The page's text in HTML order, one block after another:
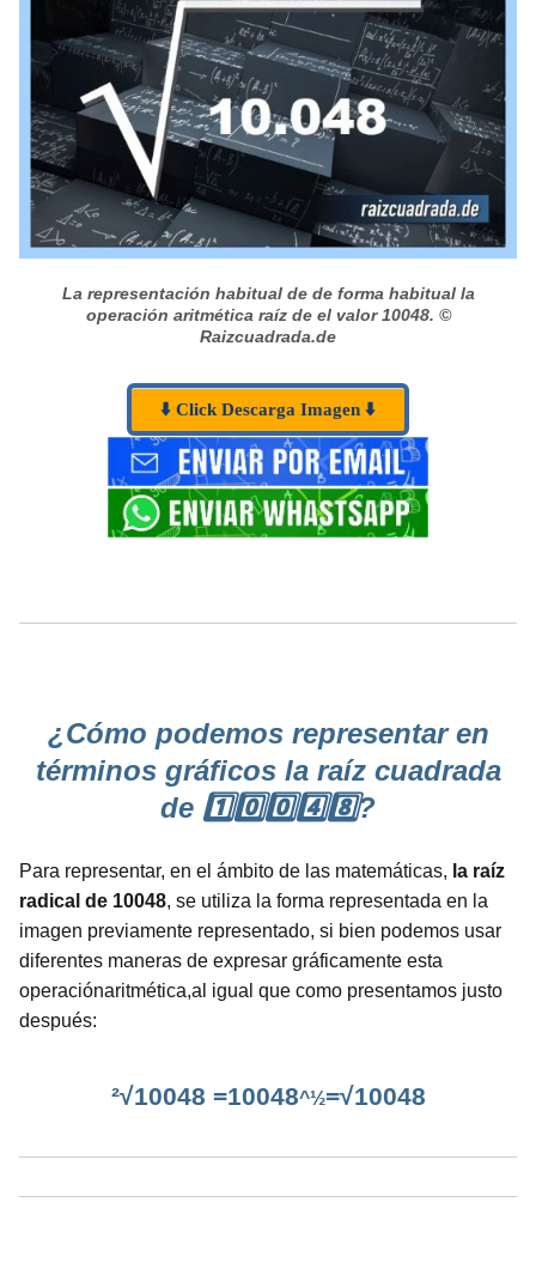
La representación habitual de de forma habitual la
operación aritmética raíz de el valor 10048. ©
Raizcuadrada.de
⬇️ Click Descarga Imagen ⬇️
¿Cómo podemos representar en
términos gráficos la raíz cuadrada
de 1️⃣0️⃣0️⃣4️⃣8️⃣?
Para representar, en el ámbito de las matemáticas, la raíz
radical de 10048, se utiliza la forma representada en la
imagen previamente representado, si bien podemos usar
diferentes maneras de expresar gráficamente esta
operaciónaritmética,al igual que como presentamos justo
después:
²√10048 =10048^½=√10048